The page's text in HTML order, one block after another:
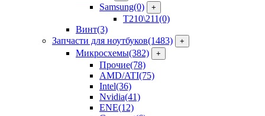
Samsung(0) +
T210\211(0)
Винт(3)
Запчасти для ноутбуков(1483) +
Микросхемы(382) +
Прочие(78)
AMD/ATI(75)
Intel(36)
Nvidia(41)
ENE(12)